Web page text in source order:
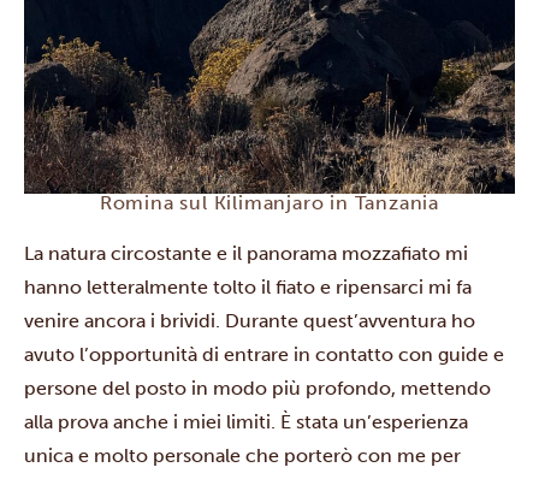
Romina sul Kilimanjaro in Tanzania
La natura circostante e il panorama mozzafiato mi
hanno letteralmente tolto il fiato e ripensarci mi fa
venire ancora i brividi. Durante quest’avventura ho
avuto l’opportunità di entrare in contatto con guide e
persone del posto in modo più profondo, mettendo
alla prova anche i miei limiti. È stata un’esperienza
unica e molto personale che porterò con me per